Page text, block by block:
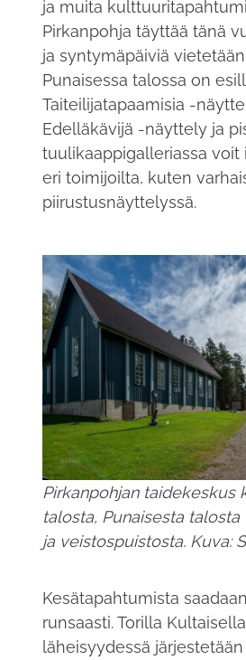
ja muita
Pirkanpohja täyttää tänä
ja syntymäpäiviä
Punaisessa talossa on
Taiteilijatapaamisia -
Edelläkävijä -näyttely ja
tuulikaappigalleriassa voit
eri toimijoilta, kuten
piirustusnäyttelyssä.
Pirkanpohjan taidekeskus
talosta, Punaisesta talosta
ja veistospuistosta. Kuva:
Kesätapahtumista
runsaasti. Torilla
läheisyydessä